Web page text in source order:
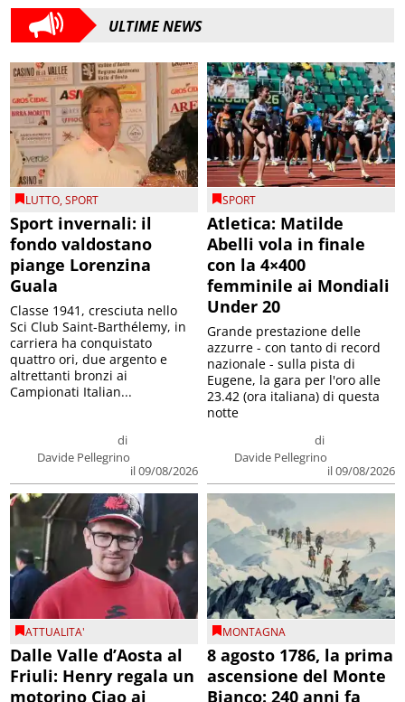
ULTIME NEWS
LUTTO,SPORT
Sport invernali: il
fondo valdostano
piange Lorenzina
Guala
di
Davide Pellegrino
il 09/08/2026
Classe 1941, cresciuta nello
Sci Club Saint-Barthélemy, in
carriera ha conquistato
quattro ori, due argento e
altrettanti bronzi ai
Campionati Italian...
SPORT
Atletica: Matilde
Abelli vola in finale
con la 4×400
femminile ai Mondiali
Under 20
di
Davide Pellegrino
il 09/08/2026
Grande prestazione delle
azzurre - con tanto di record
nazionale - sulla pista di
Eugene, la gara per l'oro alle
23.42 (ora italiana) di questa
notte
ATTUALITA'
Dalle Valle d’Aosta al
Friuli: Henry regala un
motorino Ciao ai
MONTAGNA
8 agosto 1786, la prima
ascensione del Monte
Bianco: 240 anni fa